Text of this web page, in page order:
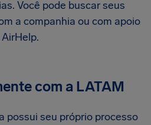
Você pode buscar seus
a companhia ou com apoio
com a LATAM
possui seu próprio processo